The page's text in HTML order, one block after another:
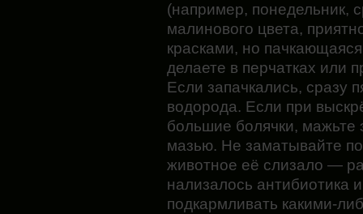
(например, понедельник,
малинового цвета,
красками, но
делаете в перчатках или
Если запачкались, сразу
водорода. Если при
большие болячки,
мазью. Не заматывайте
животное её слизало —
нализалось антибиотика
подкармливать какими-